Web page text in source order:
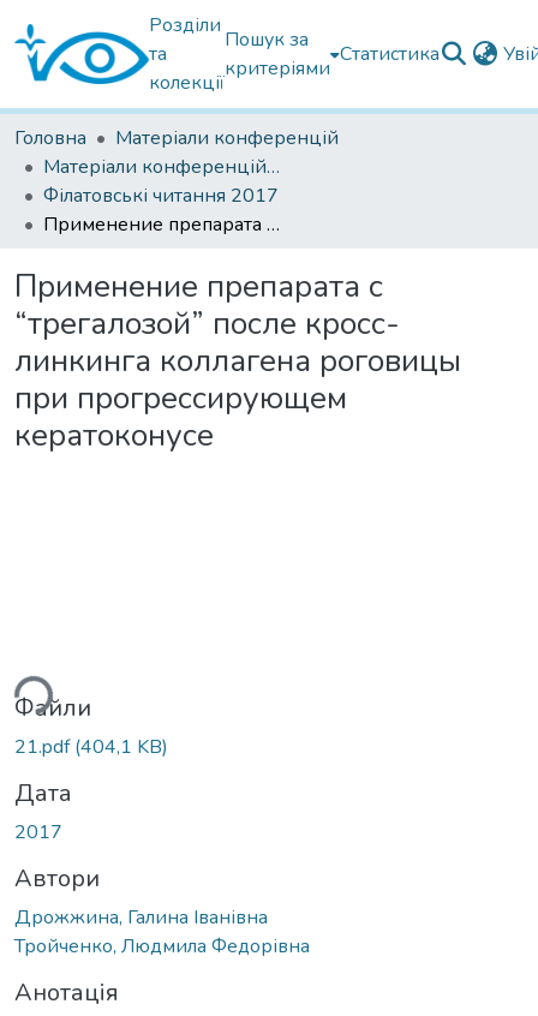
Розділи
та
колекції
Пошук за
критеріями
Статистика
Головна
Матеріали конференцій
Матеріали конференцій Інституту Філатова
Філатовські читання 2017
Применение препарата с “трегалозой” после кросс-линкинга коллагена роговицы при прогрессирующем кератоконусе
Применение препарата с
“трегалозой” после кросс-
линкинга коллагена роговицы
при прогрессирующем
кератоконусе
Файли
21.pdf(404,1 KB)
Дата
2017
Автори
Дрожжина, Галина Іванівна
Тройченко, Людмила Федорівна
Анотація